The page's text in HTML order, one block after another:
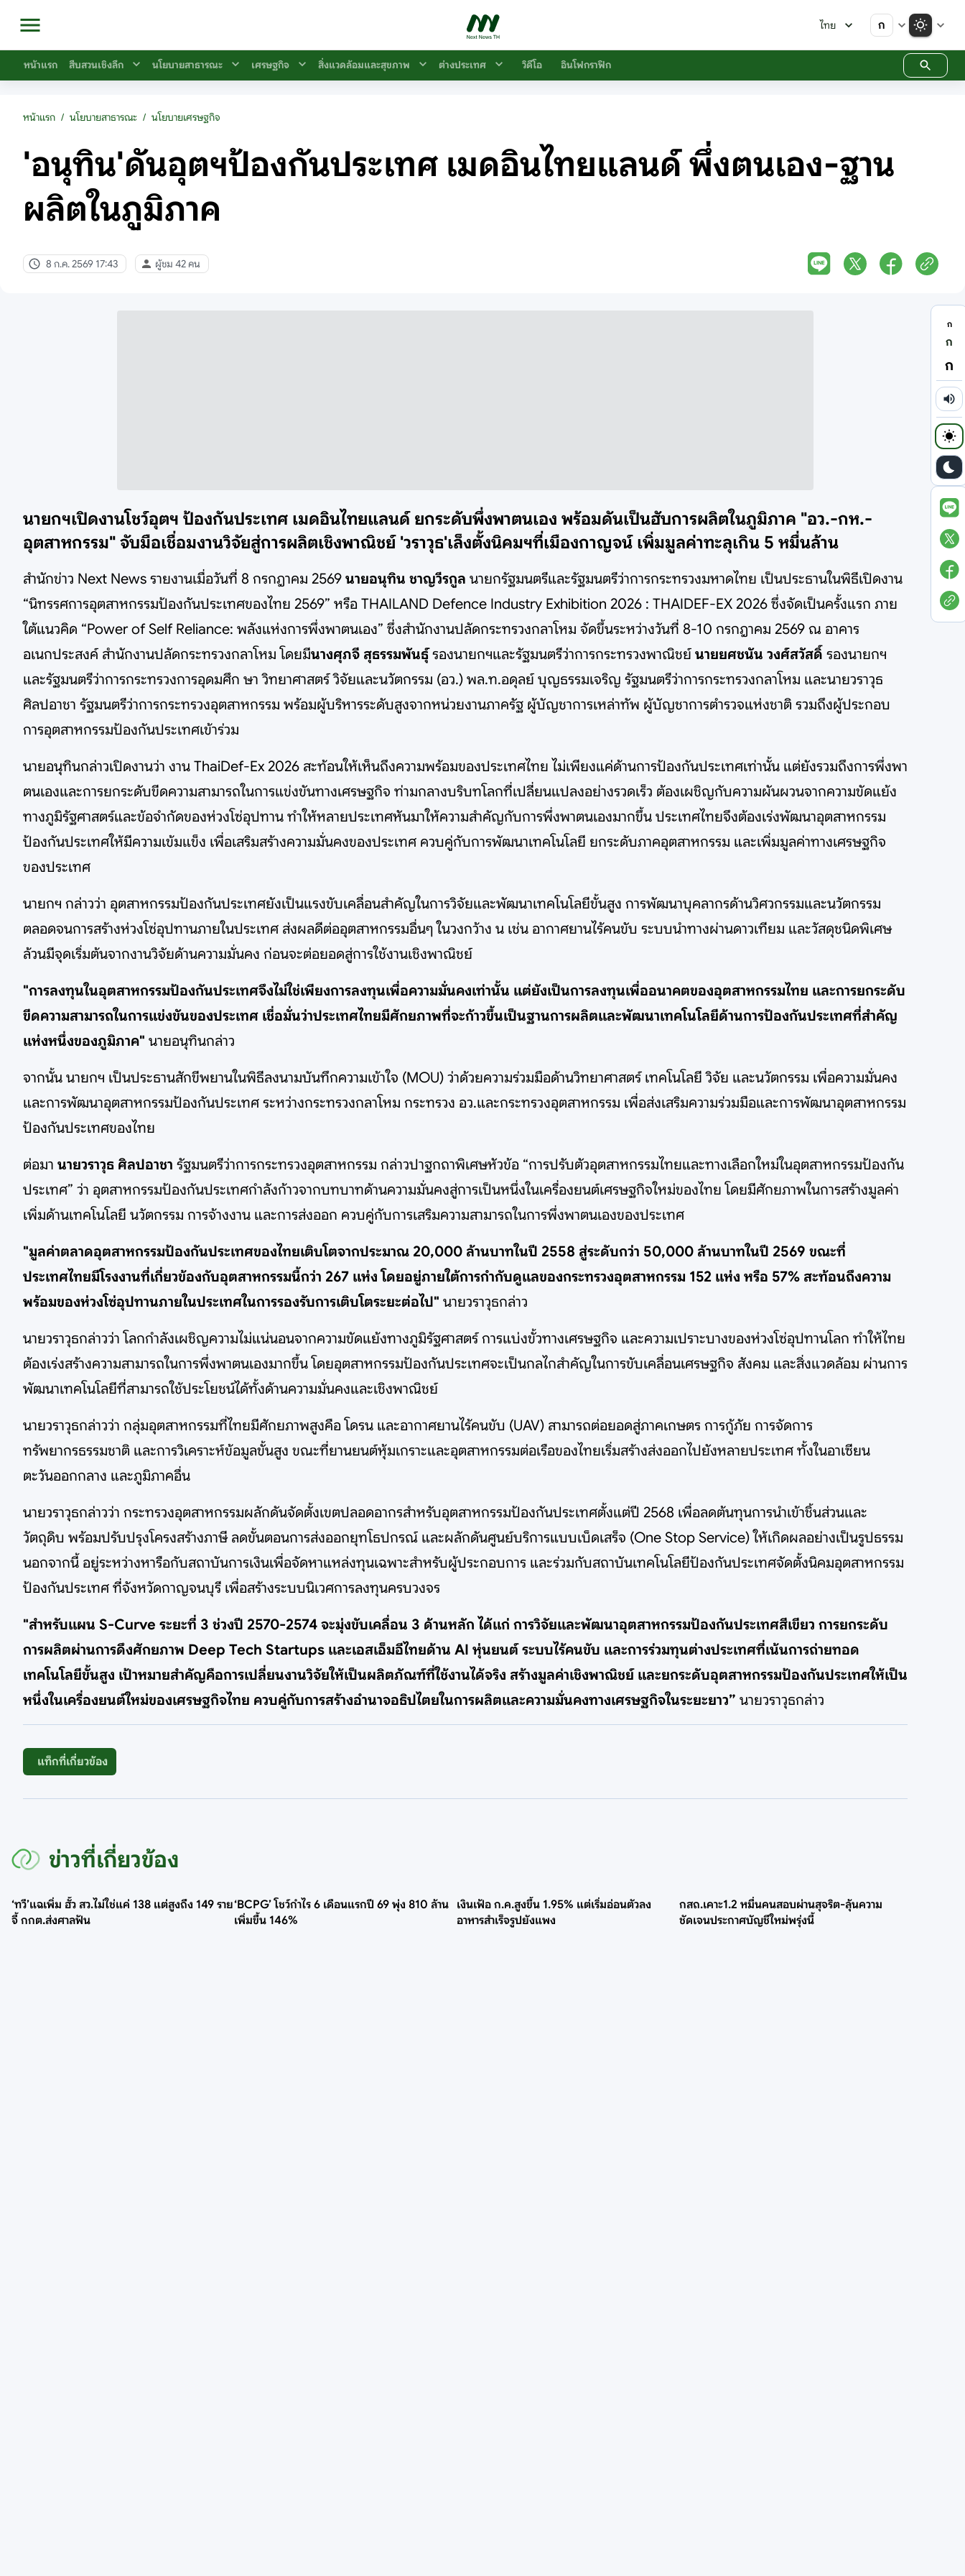
ไทย ก
หน้าแรก สืบสวนเชิงลึก นโยบายสาธารณะ เศรษฐกิจ สิ่งแวดล้อมและสุขภาพ ต่างประเทศ วิดีโอ อินโฟกราฟิก
หน้าแรก / นโยบายสาธารณะ / นโยบายเศรษฐกิจ
'อนุทิน'ดันอุตฯป้องกันประเทศ เมดอินไทยแลนด์ พึ่งตนเอง-ฐาน
ผลิตในภูมิภาค
8 ก.ค. 2569 17:43 ผู้ชม 42 คน
นายกฯเปิดงานโชว์อุตฯ ป้องกันประเทศ เมดอินไทยแลนด์ ยกระดับพึ่งพาตนเอง พร้อมดันเป็นฮับการผลิตในภูมิภาค "อว.-กห.-
อุตสาหกรรม" จับมือเชื่อมงานวิจัยสู่การผลิตเชิงพาณิชย์ 'วราวุธ'เล็งตั้งนิคมฯที่เมืองกาญจน์ เพิ่มมูลค่าทะลุเกิน 5 หมื่นล้าน
สำนักข่าว Next News รายงานเมื่อวันที่ 8 กรกฎาคม 2569 นายอนุทิน ชาญวีรกูล นายกรัฐมนตรีและรัฐมนตรีว่าการกระทรวงมหาดไทย เป็นประธานในพิธีเปิดงาน
“นิทรรศการอุตสาหกรรมป้องกันประเทศของไทย 2569” หรือ THAILAND Defence Industry Exhibition 2026 : THAIDEF-EX 2026 ซึ่งจัดเป็นครั้งแรก ภาย
ใต้แนวคิด “Power of Self Reliance: พลังแห่งการพึ่งพาตนเอง” ซึ่งสำนักงานปลัดกระทรวงกลาโหม จัดขึ้นระหว่างวันที่ 8-10 กรกฎาคม 2569 ณ อาคาร
อเนกประสงค์ สำนักงานปลัดกระทรวงกลาโหม โดยมีนางศุภจี สุธรรมพันธุ์รองนายกฯและรัฐมนตรีว่าการกระทรวงพาณิชย์ นายยศชนัน วงศ์สวัสดิ์ รองนายกฯ
และรัฐมนตรีว่าการกระทรวงการอุดมศึก ษา วิทยาศาสตร์ วิจัยและนวัตกรรม (อว.) พล.ท.อดุลย์ บุญธรรมเจริญ รัฐมนตรีว่าการกระทรวงกลาโหม และนายวราวุธ
ศิลปอาชา รัฐมนตรีว่าการกระทรวงอุตสาหกรรม พร้อมผู้บริหารระดับสูงจากหน่วยงานภาครัฐ ผู้บัญชาการเหล่าทัพ ผู้บัญชาการตำรวจแห่งชาติ รวมถึงผู้ประกอบ
การอุตสาหกรรมป้องกันประเทศเข้าร่วม
นายอนุทินกล่าวเปิดงานว่า งาน ThaiDef-Ex 2026 สะท้อนให้เห็นถึงความพร้อมของประเทศไทย ไม่เพียงแค่ด้านการป้องกันประเทศเท่านั้น แต่ยังรวมถึงการพึ่งพา
ตนเองและการยกระดับขีดความสามารถในการแข่งขันทางเศรษฐกิจ ท่ามกลางบริบทโลกที่เปลี่ยนแปลงอย่างรวดเร็ว ต้องเผชิญกับความผันผวนจากความขัดแย้ง
ทางภูมิรัฐศาสตร์และข้อจำกัดของห่วงโซ่อุปทาน ทำให้หลายประเทศหันมาให้ความสำคัญกับการพึ่งพาตนเองมากขึ้น ประเทศไทยจึงต้องเร่งพัฒนาอุตสาหกรรม
ป้องกันประเทศให้มีความเข้มแข็ง เพื่อเสริมสร้างความมั่นคงของประเทศ ควบคู่กับการพัฒนาเทคโนโลยี ยกระดับภาคอุตสาหกรรม และเพิ่มมูลค่าทางเศรษฐกิจ
ของประเทศ
นายกฯ กล่าวว่า อุตสาหกรรมป้องกันประเทศยังเป็นแรงขับเคลื่อนสำคัญในการวิจัยและพัฒนาเทคโนโลยีขั้นสูง การพัฒนาบุคลากรด้านวิศวกรรมและนวัตกรรม
ตลอดจนการสร้างห่วงโซ่อุปทานภายในประเทศ ส่งผลดีต่ออุตสาหกรรมอื่นๆ ในวงกว้าง น เช่น อากาศยานไร้คนขับ ระบบนำทางผ่านดาวเทียม และวัสดุชนิดพิเศษ
ล้วนมีจุดเริ่มต้นจากงานวิจัยด้านความมั่นคง ก่อนจะต่อยอดสู่การใช้งานเชิงพาณิชย์
"การลงทุนในอุตสาหกรรมป้องกันประเทศจึงไม่ใช่เพียงการลงทุนเพื่อความมั่นคงเท่านั้น แต่ยังเป็นการลงทุนเพื่ออนาคตของอุตสาหกรรมไทย และการยกระดับ
ขีดความสามารถในการแข่งขันของประเทศ เชื่อมั่นว่าประเทศไทยมีศักยภาพที่จะก้าวขึ้นเป็นฐานการผลิตและพัฒนาเทคโนโลยีด้านการป้องกันประเทศที่สำคัญ
แห่งหนึ่งของภูมิภาค" นายอนุทินกล่าว
จากนั้น นายกฯ เป็นประธานสักขีพยานในพิธีลงนามบันทึกความเข้าใจ (MOU) ว่าด้วยความร่วมมือด้านวิทยาศาสตร์ เทคโนโลยี วิจัย และนวัตกรรม เพื่อความมั่นคง
และการพัฒนาอุตสาหกรรมป้องกันประเทศ ระหว่างกระทรวงกลาโหม กระทรวง อว.และกระทรวงอุตสาหกรรม เพื่อส่งเสริมความร่วมมือและการพัฒนาอุตสาหกรรม
ป้องกันประเทศของไทย
ต่อมา นายวราวุธ ศิลปอาชา รัฐมนตรีว่าการกระทรวงอุตสาหกรรม กล่าวปาฐกถาพิเศษหัวข้อ “การปรับตัวอุตสาหกรรมไทยและทางเลือกใหม่ในอุตสาหกรรมป้องกัน
ประเทศ” ว่า อุตสาหกรรมป้องกันประเทศกำลังก้าวจากบทบาทด้านความมั่นคงสู่การเป็นหนึ่งในเครื่องยนต์เศรษฐกิจใหม่ของไทย โดยมีศักยภาพในการสร้างมูลค่า
เพิ่มด้านเทคโนโลยี นวัตกรรม การจ้างงาน และการส่งออก ควบคู่กับการเสริมความสามารถในการพึ่งพาตนเองของประเทศ
"มูลค่าตลาดอุตสาหกรรมป้องกันประเทศของไทยเติบโตจากประมาณ 20,000 ล้านบาทในปี 2558 สู่ระดับกว่า 50,000 ล้านบาทในปี 2569 ขณะที่
ประเทศไทยมีโรงงานที่เกี่ยวข้องกับอุตสาหกรรมนี้กว่า 267 แห่ง โดยอยู่ภายใต้การกำกับดูแลของกระทรวงอุตสาหกรรม 152 แห่ง หรือ 57% สะท้อนถึงความ
พร้อมของห่วงโซ่อุปทานภายในประเทศในการรองรับการเติบโตระยะต่อไป" นายวราวุธกล่าว
นายวราวุธกล่าวว่า โลกกำลังเผชิญความไม่แน่นอนจากความขัดแย้งทางภูมิรัฐศาสตร์ การแบ่งขั้วทางเศรษฐกิจ และความเปราะบางของห่วงโซ่อุปทานโลก ทำให้ไทย
ต้องเร่งสร้างความสามารถในการพึ่งพาตนเองมากขึ้น โดยอุตสาหกรรมป้องกันประเทศจะเป็นกลไกสำคัญในการขับเคลื่อนเศรษฐกิจ สังคม และสิ่งแวดล้อม ผ่านการ
พัฒนาเทคโนโลยีที่สามารถใช้ประโยชน์ได้ทั้งด้านความมั่นคงและเชิงพาณิชย์
นายวราวุธกล่าวว่า กลุ่มอุตสาหกรรมที่ไทยมีศักยภาพสูงคือ โดรน และอากาศยานไร้คนขับ (UAV) สามารถต่อยอดสู่ภาคเกษตร การกู้ภัย การจัดการ
ทรัพยากรธรรมชาติ และการวิเคราะห์ข้อมูลขั้นสูง ขณะที่ยานยนต์หุ้มเกราะและอุตสาหกรรมต่อเรือของไทยเริ่มสร้างส่งออกไปยังหลายประเทศ ทั้งในอาเซียน
ตะวันออกกลาง และภูมิภาคอื่น
นายวราวุธกล่าวว่า กระทรวงอุตสาหกรรมผลักดันจัดตั้งเขตปลอดอากรสำหรับอุตสาหกรรมป้องกันประเทศตั้งแต่ปี 2568 เพื่อลดต้นทุนการนำเข้าชิ้นส่วนและ
วัตถุดิบ พร้อมปรับปรุงโครงสร้างภาษี ลดขั้นตอนการส่งออกยุทโธปกรณ์ และผลักดันศูนย์บริการแบบเบ็ดเสร็จ (One Stop Service) ให้เกิดผลอย่างเป็นรูปธรรม
นอกจากนี้ อยู่ระหว่างหารือกับสถาบันการเงินเพื่อจัดหาแหล่งทุนเฉพาะสำหรับผู้ประกอบการ และร่วมกับสถาบันเทคโนโลยีป้องกันประเทศจัดตั้งนิคมอุตสาหกรรม
ป้องกันประเทศ ที่จังหวัดกาญจนบุรี เพื่อสร้างระบบนิเวศการลงทุนครบวงจร
"สำหรับแผน S-Curve ระยะที่ 3 ช่วงปี 2570-2574 จะมุ่งขับเคลื่อน 3 ด้านหลัก ได้แก่ การวิจัยและพัฒนาอุตสาหกรรมป้องกันประเทศสีเขียว การยกระดับ
การผลิตผ่านการดึงศักยภาพ Deep Tech Startups และเอสเอ็มอีไทยด้าน AI หุ่นยนต์ ระบบไร้คนขับ และการร่วมทุนต่างประเทศที่เน้นการถ่ายทอด
เทคโนโลยีขั้นสูง เป้าหมายสำคัญคือการเปลี่ยนงานวิจัยให้เป็นผลิตภัณฑ์ที่ใช้งานได้จริง สร้างมูลค่าเชิงพาณิชย์ และยกระดับอุตสาหกรรมป้องกันประเทศให้เป็น
หนึ่งในเครื่องยนต์ใหม่ของเศรษฐกิจไทย ควบคู่กับการสร้างอำนาจอธิปไตยในการผลิตและความมั่นคงทางเศรษฐกิจในระยะยาว” นายวราวุธกล่าว
แท็กที่เกี่ยวข้อง
ก
ก
ก
ข่าวที่เกี่ยวข้อง
‘ทวี’แฉเพิ่ม ฮั้ว สว.ไม่ใช่แค่ 138 แต่สูงถึง 149 ราย
จี้ กกต.ส่งศาลฟัน
‘BCPG’ โชว์กำไร 6 เดือนแรกปี 69 พุ่ง 810 ล้าน
เพิ่มขึ้น 146%
เงินเฟ้อ ก.ค.สูงขึ้น 1.95% แต่เริ่มอ่อนตัวลง
อาหารสำเร็จรูปยังแพง
กสถ.เคาะ1.2 หมื่นคนสอบผ่านสุจริต-ลุ้นความ
ชัดเจนประกาศบัญชีใหม่พรุ่งนี้